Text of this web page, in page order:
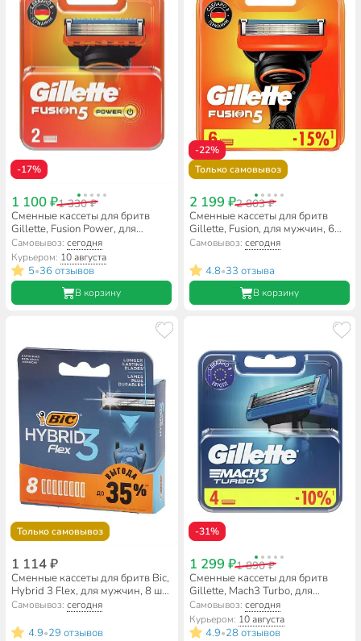
-17%
1 100 ₽1 330 ₽
Сменные кассеты для бритв
Gillette, Fusion Power, для
мужчин, 2 шт
Самовывоз:сегодня
Курьером: 10 августа
5•36 отзывов
В корзину
-22%
Только самовывоз
2 199 ₽2 803 ₽
Сменные кассеты для бритв
Gillette, Fusion, для мужчин, 6
шт, GIL-81658791
Самовывоз: сегодня
4.8•33 отзыва
В корзину
Только самовывоз
1 114 ₽
Сменные кассеты для бритв Bic,
Hybrid 3 Flex, для мужчин, 8 шт,
921450
Самовывоз:сегодня
4.9•29 отзывов
-31%
1 299 ₽1 890 ₽
Сменные кассеты для бритв
Gillette, Mach3 Turbo, для
мужчин, 4 шт
Самовывоз: сегодня
Курьером: 10 августа
4.9•28 отзывов